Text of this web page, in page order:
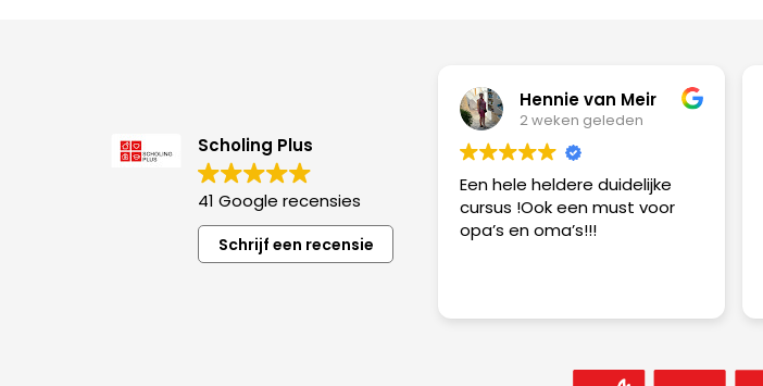
Scholing Plus
41 Google recensies
Schrijf een recensie
Hennie van Meir
2 weken geleden
Een hele heldere duidelijke
cursus !Ook een must voor
opa’s en oma’s!!!